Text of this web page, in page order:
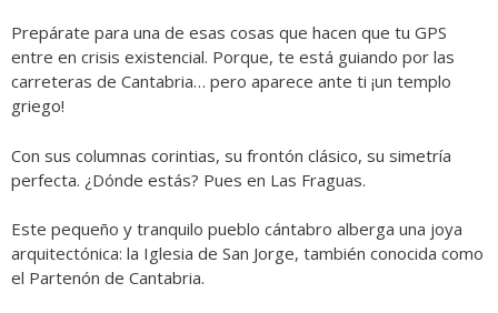
Prepárate para una de esas cosas que hacen que tu GPS
entre en crisis existencial. Porque, te está guiando por las
carreteras de Cantabria… pero aparece ante ti ¡un templo
griego!
Con sus columnas corintias, su frontón clásico, su simetría
perfecta. ¿Dónde estás? Pues en Las Fraguas.
Este pequeño y tranquilo pueblo cántabro alberga una joya
arquitectónica: la Iglesia de San Jorge, también conocida como
el Partenón de Cantabria.